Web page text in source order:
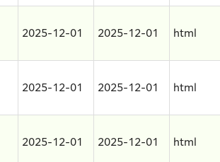
2025-12-01 2025-12-01 html
2025-12-01 2025-12-01 html
2025-12-01 2025-12-01 html